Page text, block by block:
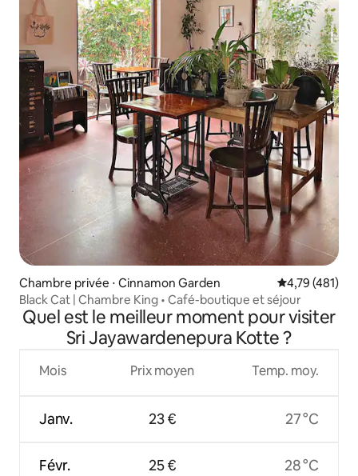
Chambre privée ⋅ Cinnamon Garden Évaluation
4,79 (481)
Black Cat | Chambre King • Café-boutique et séjour
Quel est le meilleur moment pour visiter
Sri Jayawardenepura Kotte ?
Mois
Janv.
Févr.
Prix moyen
23 €
25 €
Temp. moy.
27 °C
28 °C